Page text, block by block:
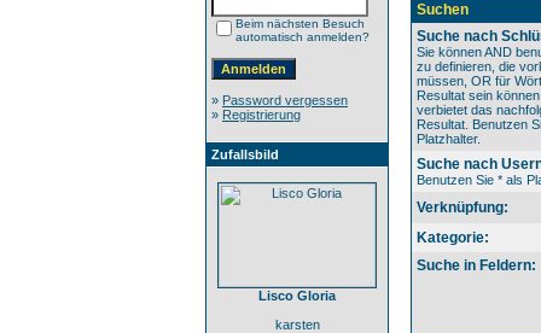
Beim nächsten Besuch
automatisch anmelden?
» Password vergessen
» Registrierung
Zufallsbild
Lisco Gloria
karsten
Suchen
Suche nach
Sie können AND
zu definieren, die
müssen, OR für
Resultat sein
verbietet das
Resultat. Benutzen
Platzhalter.
Suche nach
Benutzen Sie * als
Verknüpfung:
Kategorie:
Suche in Feldern: